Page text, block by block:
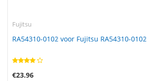
Fujitsu
RA54310-0102 voor Fujitsu RA54310-0102
€23.96